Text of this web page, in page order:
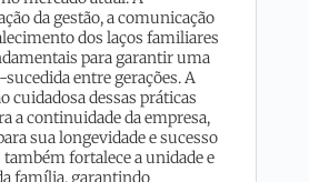
da gestão, a comunicação
dos laços familiares
para garantir uma
entre gerações. A
cuidadosa dessas práticas
a continuidade da empresa,
sua longevidade e sucesso
fortalece a unidade e
família, garantindo